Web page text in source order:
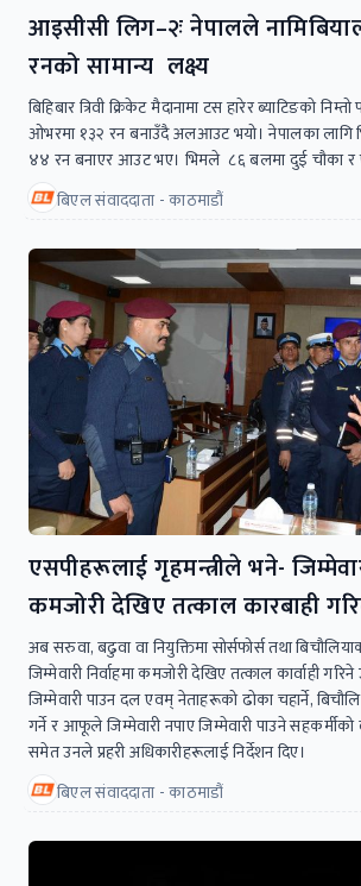
आइसीसी लिग–२ः नेपालले
रनको सामान्य लक्ष्य
बिहिबार त्रिवी क्रिकेट मैदानामा टस हारेर ब्याटिङको
ओभरमा १३२ रन बनाउँदै अलआउट भयो। नेपालका लागि
४४ रन बनाएर आउट भए। भिमले ८६ बलमा दुई चौका र
बिएल संवाददाता - काठमाडौं
एसपीहरूलाई गृहमन्त्रीले भने-
कमजोरी देखिए तत्काल कारबाही
अब सरुवा, बढुवा वा नियुक्तिमा सोर्सफोर्स तथा
जिम्मेवारी निर्वाहमा कमजोरी देखिए तत्काल कार्वाही
जिम्मेवारी पाउन दल एवम् नेताहरूको ढोका चहार्ने,
गर्ने र आफूले जिम्मेवारी नपाए जिम्मेवारी पाउने सहकर्मीको
समेत उनले प्रहरी अधिकारीहरूलाई निर्देशन दिए।
बिएल संवाददाता - काठमाडौं